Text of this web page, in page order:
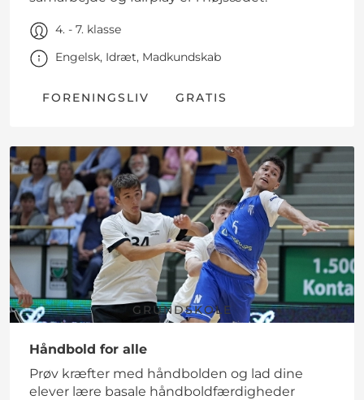
4. - 7. klasse
Engelsk, Idræt, Madkundskab
FORENINGSLIV GRATIS
GRUNDSKOLE
Håndbold for alle
Prøv kræfter med håndbolden og lad dine
elever lære basale håndboldfærdigheder